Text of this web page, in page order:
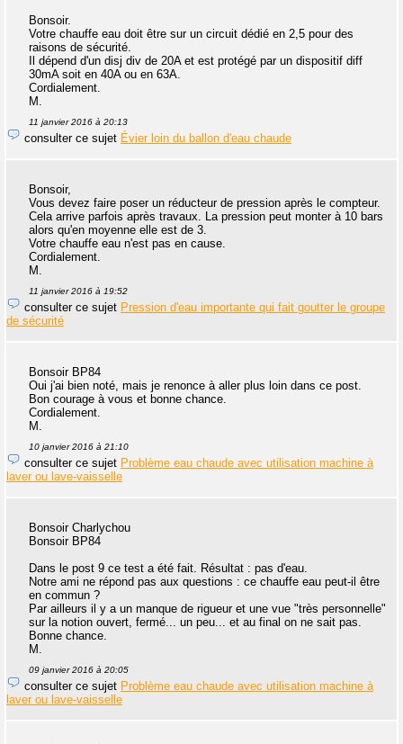
Bonsoir.
Votre chauffe eau doit être sur un circuit dédié en 2,5 pour des
raisons de sécurité.
Il dépend d'un disj div de 20A et est protégé par un dispositif diff
30mA soit en 40A ou en 63A.
Cordialement.
M.
11 janvier 2016 à 20:13
consulter ce sujet Évier loin du ballon d'eau chaude
Bonsoir,
Vous devez faire poser un réducteur de pression après le compteur.
Cela arrive parfois après travaux. La pression peut monter à 10 bars
alors qu'en moyenne elle est de 3.
Votre chauffe eau n'est pas en cause.
Cordialement.
M.
11 janvier 2016 à 19:52
consulter ce sujet Pression d'eau importante qui fait goutter le groupe
de sécurité
Bonsoir BP84
Oui j'ai bien noté, mais je renonce à aller plus loin dans ce post.
Bon courage à vous et bonne chance.
Cordialement.
M.
10 janvier 2016 à 21:10
consulter ce sujet Problème eau chaude avec utilisation machine à
laver ou lave-vaisselle
Bonsoir Charlychou
Bonsoir BP84
Dans le post 9 ce test a été fait. Résultat : pas d'eau.
Notre ami ne répond pas aux questions : ce chauffe eau peut-il être
en commun ?
Par ailleurs il y a un manque de rigueur et une vue "très personnelle"
sur la notion ouvert, fermé... un peu... et au final on ne sait pas.
Bonne chance.
M.
09 janvier 2016 à 20:05
consulter ce sujet Problème eau chaude avec utilisation machine à
laver ou lave-vaisselle